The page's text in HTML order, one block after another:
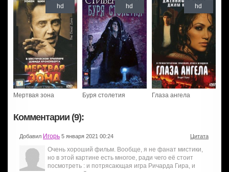
Мертвая зона
hd
Буря столетия
hd
Глаза ангела
hd
Комментарии (9):
Добавил Игорь 5 января 2021 00:24 Цитата
Очень хороший фильм. Вообще, я не фанат мистики,
но в этой картине есть многое, ради чего её стоит
посмотреть : и потрясающая игра Ричарда Гира, и